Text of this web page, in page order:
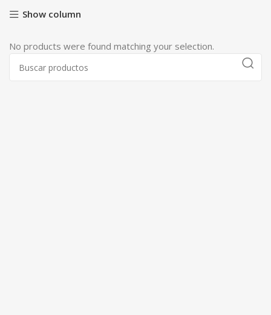
Show column
No products were found matching your selection.